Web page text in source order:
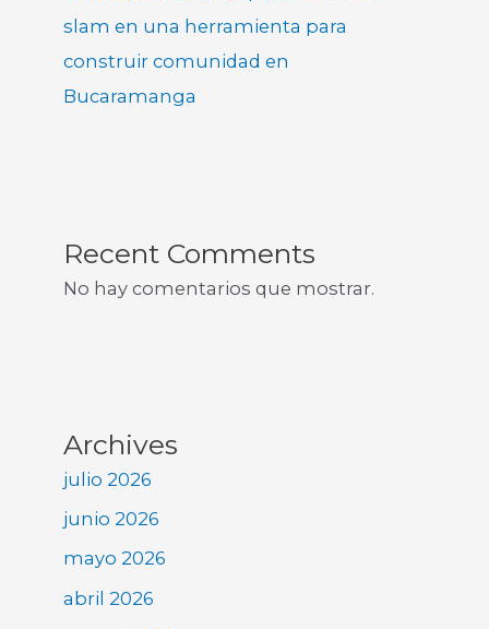
slam en una herramienta para
construir comunidad en
Bucaramanga
Recent Comments
No hay comentarios que mostrar.
Archives
julio 2026
junio 2026
mayo 2026
abril 2026